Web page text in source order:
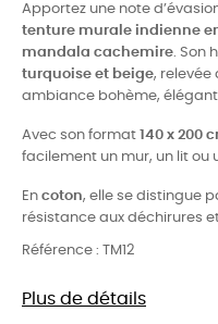
Apportez une note
tenture murale indienne
mandala cachemire. Son
turquoise et beige, relevée
ambiance bohème,
Avec son format 140 x 200
facilement un mur, un lit ou
En coton, elle se distingue
résistance aux déchirures
Référence : TM12
Plus de détails